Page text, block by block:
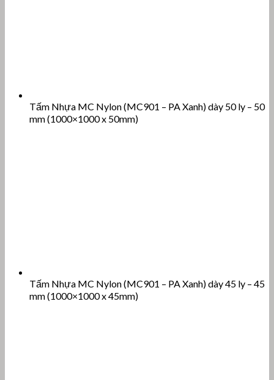
Tấm Nhựa MC Nylon (MC901 – PA Xanh) dày 50 ly – 50
mm (1000×1000 x 50mm)
Tấm Nhựa MC Nylon (MC901 – PA Xanh) dày 45 ly – 45
mm (1000×1000 x 45mm)